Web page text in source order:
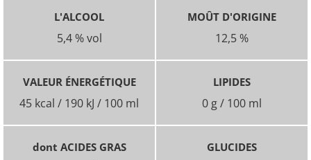
L'ALCOOL
5,4 % vol
MOÛT D'ORIGINE
12,5 %
VALEUR ÉNERGÉTIQUE
45 kcal / 190 kJ / 100 ml
LIPIDES
0 g / 100 ml
dont ACIDES GRAS
GLUCIDES